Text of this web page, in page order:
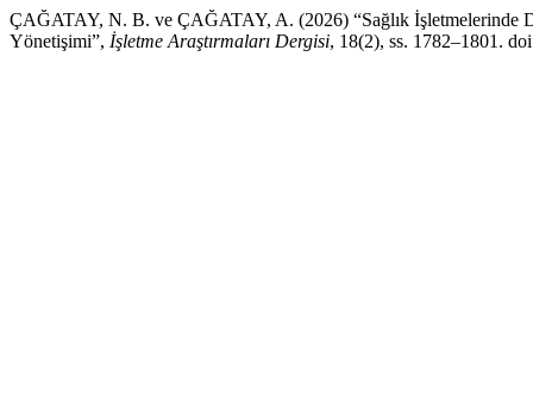
ÇAĞATAY, N. B. ve ÇAĞATAY, A. (2026) “Sağlık İşletmelerinde
Yönetişimi”, İşletme Araştırmaları Dergisi, 18(2), ss. 1782–1801.